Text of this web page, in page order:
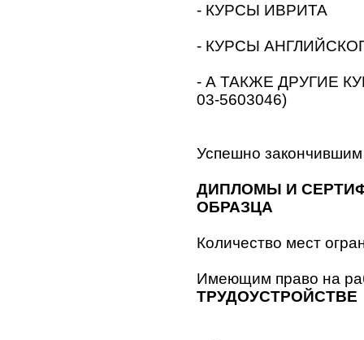
- КУРСЫ ИВРИТА
- КУРСЫ
- А ТАКЖЕ ДРУГИЕ
03-5603046)
Успешно
ДИПЛОМЫ И
ОБРАЗЦА
Количество мест
Имеющим право на
ТРУДОУСТРОЙСТВЕ